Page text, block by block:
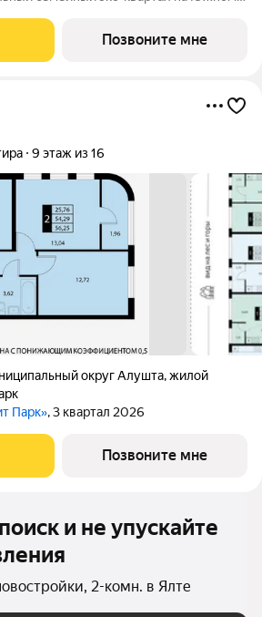
гор, лесов и виноградников.
Позвоните мне
9 этаж из 16
округ Алушта,жилой
Парк», 3 квартал 2026
Позвоните мне
и не упускайте
2-комн. в Ялте